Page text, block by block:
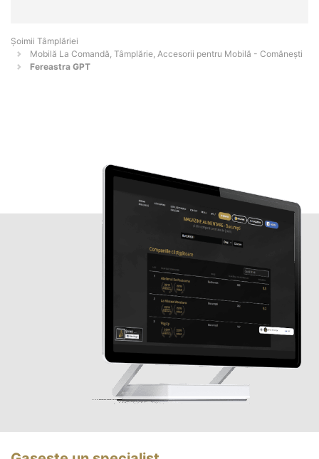
Șoimii Tâmplăriei
Mobilă La Comandă, Tâmplărie, Accesorii pentru Mobilă - Comăneşti
Fereastra GPT